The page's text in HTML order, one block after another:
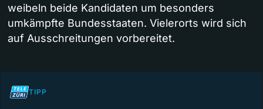
weibeln beide Kandidaten um besonders
umkämpfte Bundesstaaten. Vielerorts wird sich
auf Ausschreitungen vorbereitet.
TIPP